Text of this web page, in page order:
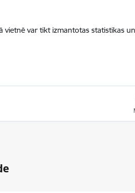
var tikt izmantotas statistikas